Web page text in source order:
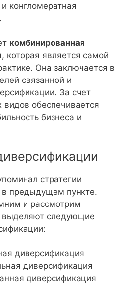
конгломератная
комбинированная
, которая является самой
Она заключается в
связанной и
За счет
видов обеспечивается
бизнеса и
стратегии
предыдущем пункте.
и рассмотрим
выделяют следующие
диверсификация
диверсификация
диверсификация